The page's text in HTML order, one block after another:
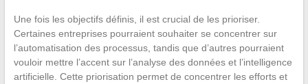
Une fois les objectifs définis, il est crucial de les prioriser.
Certaines entreprises pourraient souhaiter se concentrer sur
l’automatisation des processus, tandis que d’autres pourraient
vouloir mettre l’accent sur l’analyse des données et l’intelligence
artificielle. Cette priorisation permet de concentrer les efforts et